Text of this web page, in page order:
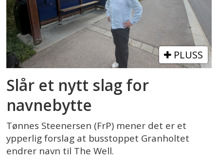
PLUSS
Slår et nytt slag for
navnebytte
Tønnes Steenersen (FrP) mener det er et
ypperlig forslag at busstoppet Granholtet
endrer navn til The Well.